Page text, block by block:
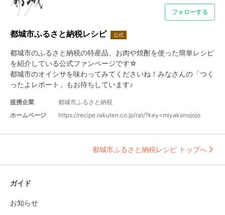
フォローする
都城市ふるさと納税レシピ 公式
都城市のふるさと納税の特産品、お肉や焼酎を使った簡単レシピ
を紹介している公式ファンページです☆
都城市のオイシサを味わってみてくださいね！みなさんの「つく
ったよレポート」もお待ちしています♪
提携企業
都城市ふるさと納税
ホームページ
https://recipe.rakuten.co.jp/rat/?key=miyakonojojo
都城市ふるさと納税レシピ トップへ
ガイド
お知らせ